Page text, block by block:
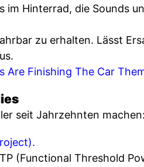
Hinterrad, die Sounds
zu erhalten. Lässt
Are Finishing The Car
seit Jahrzehnten
(Functional Threshold